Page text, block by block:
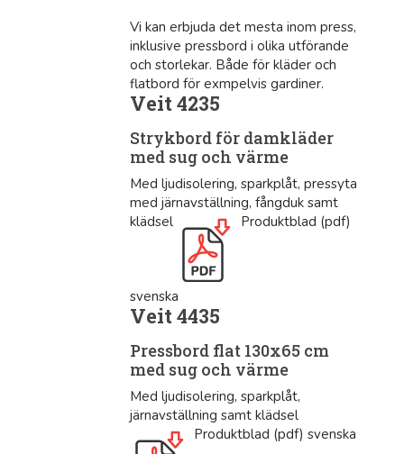
Vi kan erbjuda det mesta inom press,
inklusive pressbord i olika utförande
och storlekar. Både för kläder och
flatbord för exmpelvis gardiner.
Veit 4235
Strykbord för damkläder
med sug och värme
Med ljudisolering, sparkplåt, pressyta
med järnavställning, fångduk samt
klädsel
Produktblad (pdf)
svenska
Veit 4435
Pressbord flat 130x65 cm
med sug och värme
Med ljudisolering, sparkplåt,
järnavställning samt klädsel
Produktblad (pdf) svenska